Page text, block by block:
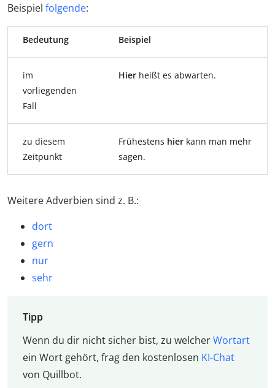
Beispiel folgende:
Bedeutung Beispiel
im
vorliegenden
Fall
Hier heißt es abwarten.
zu diesem
Zeitpunkt
Frühestens hier kann man mehr
sagen.
Weitere Adverbien sind z. B.:
dort
gern
nur
sehr
Tipp
Wenn du dir nicht sicher bist, zu welcherWortart
ein Wort gehört, frag den kostenlosen KI-Chat
von Quillbot.